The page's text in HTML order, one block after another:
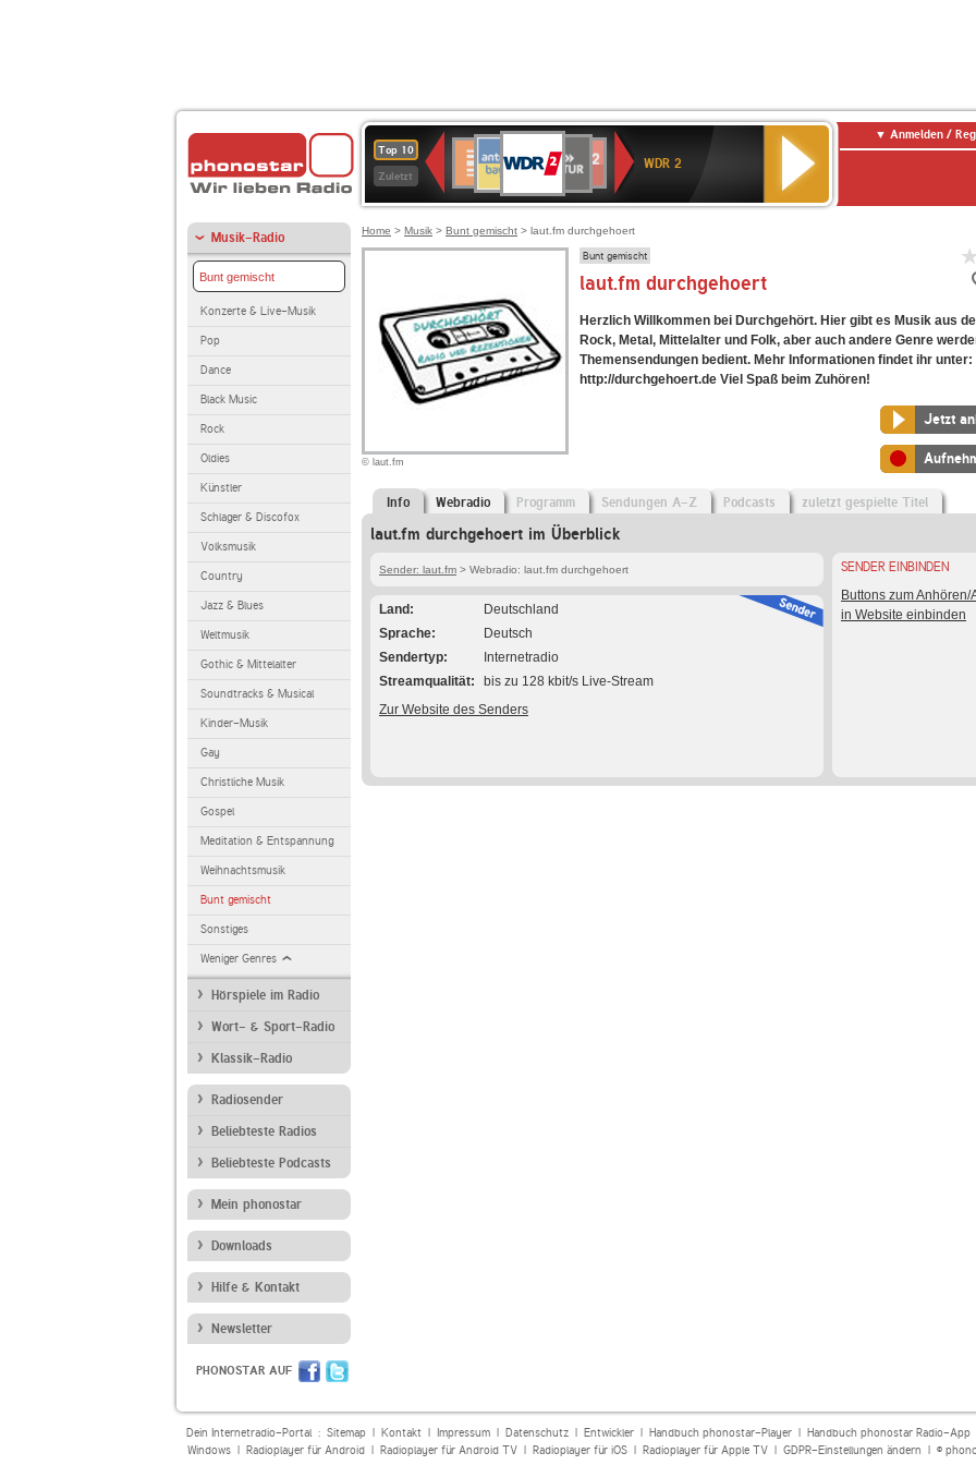
Top 10
Zuletzt
Deutschlandfunk
90er
OLDIE
ANTENNE
4
KLASSIK
Deutschlandfunk
KulturBAYERN
2
Kultur
NDR
2
WDR 2
Anmelden /
Musik-Radio
Bunt gemischt
Konzerte & Live-Musik
Pop
Dance
Black Music
Rock
Oldies
Künstler
Schlager & Discofox
Volksmusik
Country
Jazz & Blues
Weltmusik
Gothic & Mittelalter
Soundtracks & Musical
Kinder-Musik
Gay
Christliche Musik
Gospel
Meditation & Entspannung
Weihnachtsmusik
Bunt gemischt
Sonstiges
Weniger Genres
Hörspiele im Radio
Wort- & Sport-Radio
Klassik-Radio
Radiosender
Beliebteste Radios
Beliebteste Podcasts
Mein phonostar
Downloads
Hilfe & Kontakt
Newsletter
PHONOSTAR AUF
Home > Musik > Bunt gemischt > laut.fm durchgehoert
© laut.fm
Bunt gemischt
laut.fm durchgehoert
Herzlich Willkommen bei Durchgehört. Hier gibt es Musik aus
Rock, Metal, Mittelalter und Folk, aber auch andere Genre
Themensendungen bedient. Mehr Informationen findet ihr unter:
http://durchgehoert.de Viel Spaß beim Zuhören!
Jetzt
Info Webradio Programm Sendungen A-Z Podcasts zuletzt gespielte Titel
laut.fm durchgehoert im Überblick
Sender: laut.fm > Webradio: laut.fm durchgehoert
Land
Deutschland
Sprache
Deutsch
Sendertyp
Internetradio
Streamqualität
bis zu 128 kbit/s Live-Stream
Zur Website des Senders
SENDER EINBINDEN
Buttons zum Anhören/
in Website einbinden
Dein Internetradio-Portal : Sitemap| Kontakt| Impressum| Datenschutz| Entwickler| Handbuch phonostar-Player| Handbuch phonostar Radio-App
Windows| Radioplayer für Android| Radioplayer für Android TV| Radioplayer für iOS| Radioplayer für Apple TV| GDPR-Einstellungen ändern | ©